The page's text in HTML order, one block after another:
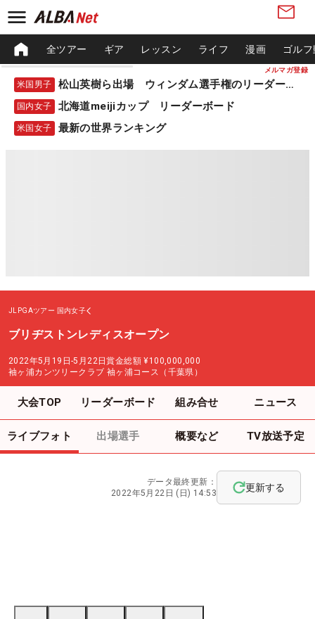
メルマガ登録
全ツアー ギア レッスン ライフ 漫画 ゴル
米国男子 松山英樹ら出場 ウィンダム選手権のリーダーボード
国内女子 北海道meijiカップ リーダーボード
米国女子 最新の世界ランキング
JLPGAツアー 国内女子
ブリヂストンレディスオープン
2022年5月19日-5月22日賞金総額 ¥100,000,000
袖ヶ浦カンツリークラブ 袖ヶ浦コース（千葉県）
大会TOP リーダーボード 組み合せ ニュース
ライブフォト 出場選手 概要など TV放送予定
データ最終更新：
2022年5月22日 (日) 14:53
更新する